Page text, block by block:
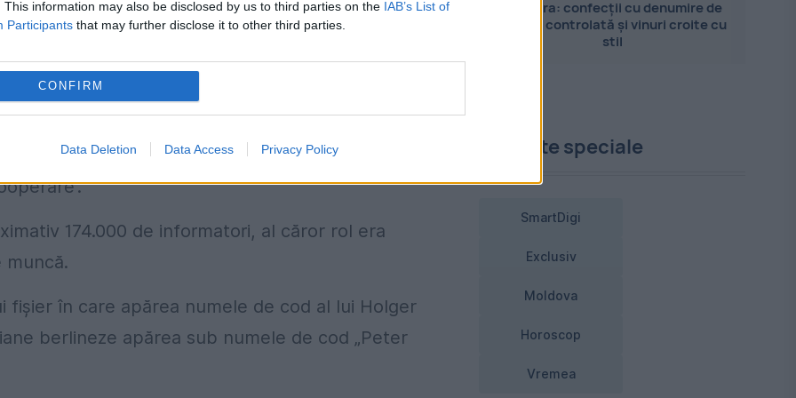
This information may also be disclosed by us to third parties on the IAB’s List of
Participants that may further disclose it to other third parties.
CONFIRM
Data Deletion Data Access Privacy Policy
jurnalistică cu privire colaborarea patronului
făcute de jurnaliști vor fi total
a anunțat de partea sa că jurnaliștii „vor
174.000 de informatori, al căror rol era
muncă.
în care apărea numele de cod al lui Holger
berlineze apărea sub numele de cod „Peter
Pandora: confecții cu denumire de
origine controlată și vinuri croite cu
stil
Proiecte speciale
SmartDigi
Exclusiv
Moldova
Horoscop
Vremea